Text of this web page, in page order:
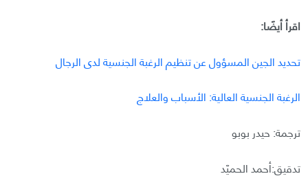
اقرأ أيضًا:
تحديد الجين المسؤول عن تنظيم الرغبة الجنسية لدى الرجال
الرغبة الجنسية العالية: الأسباب والعلاج
ترجمة: حيدر بوبو
تدقيق:أحمد الحميّد